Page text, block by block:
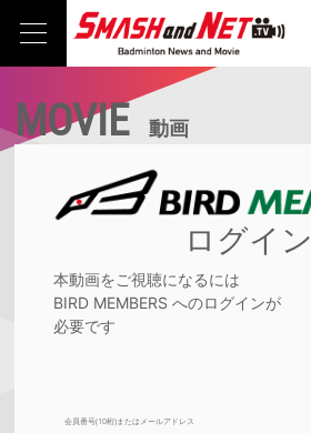
MOVIE動画
ログイン
本動画をご視聴になるには
BIRD MEMBERS へのログインが
必要です